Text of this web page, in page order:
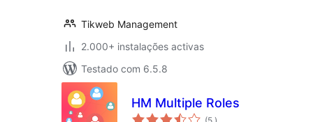
Tikweb Management
2.000+ instalações activas
Testado com 6.5.8
HM Multiple Roles
classificações